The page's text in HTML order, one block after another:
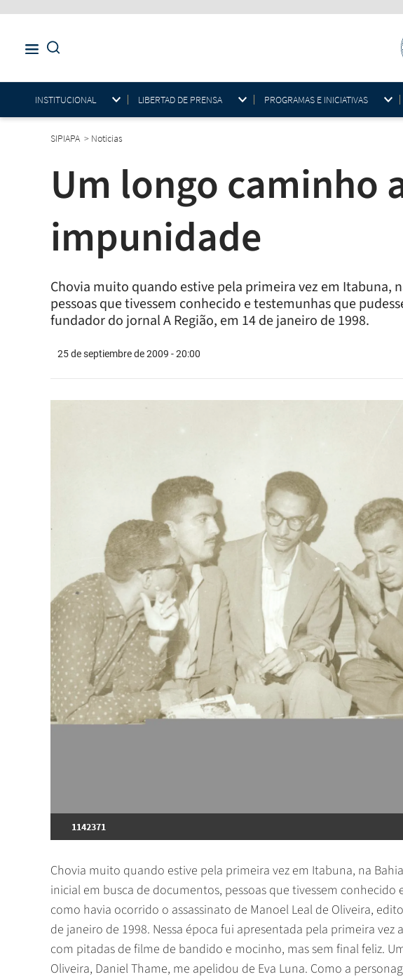
INSTITUCIONAL LIBERTAD DE PRENSA PROGRAMAS E INICIATIVAS
SIPIAPA > Noticias
Um longo caminho
impunidade
Chovia muito quando estive pela primeira vez em Itabuna,
pessoas que tivessem conhecido e testemunhas que
fundador do jornal A Região, em 14 de janeiro de 1998.
25 de septiembre de 2009 - 20:00
1142371
Chovia muito quando estive pela primeira vez em Itabuna, na
inicial em busca de documentos, pessoas que tivessem
como havia ocorrido o assassinato de Manoel Leal de Oliveira,
de janeiro de 1998. Nessa época fui apresentada pela primeira
com pitadas de filme de bandido e mocinho, mas sem final feliz.
Oliveira, Daniel Thame, me apelidou de Eva Luna. Como a